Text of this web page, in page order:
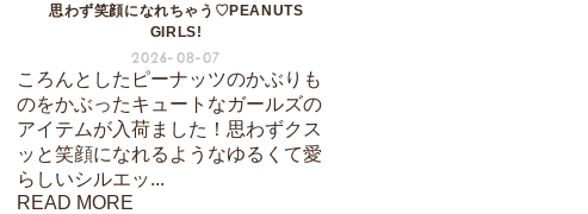
思わず笑顔になれちゃう♡PEANUTS
GIRLS!
2026-08-07
ころんとしたピーナッツのかぶりも
のをかぶったキュートなガールズの
アイテムが入荷ました！思わずクス
ッと笑顔になれるようなゆるくて愛
らしいシルエッ...
READ MORE